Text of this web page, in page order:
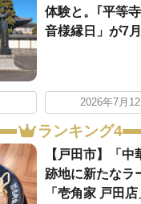
体験と。｢平等
音様縁日」が7
2026年7月
ランキング4
【戸田市】「中
跡地に新たな
「壱角家 戸田